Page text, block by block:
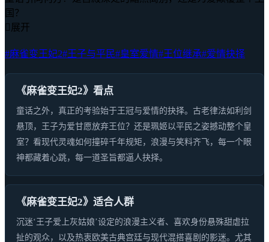
国？
 展开
#麻雀变王妃2#王子与平民#皇室爱情#王位继承#爱情抉择
《麻雀变王妃2》看点
童话之外，真正的考验始于王冠与爱情的抉择。古老律法如利剑
悬顶，王子为爱甘愿放弃王位？还是珮姬以平民之姿撼动整个皇
室？看现代灵魂如何撞碎千年规矩，浪漫与笑料齐飞，每一个眼
神都藏着心跳，每一道圣旨都逼人抉择。
《麻雀变王妃2》适合人群
沉迷‘王子爱上灰姑娘’设定的浪漫主义者、喜欢身份悬殊甜虐拉
扯的观众，以及热衷欧美古典宫廷与现代混搭喜剧的影迷。尤其